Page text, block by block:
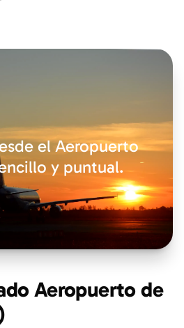
el Aeropuerto
y puntual.
Aeropuerto de